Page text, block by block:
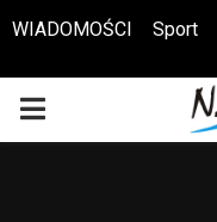
Otwórz pasek narzędzi
WIADOMOŚCI Sport
PRIMARY